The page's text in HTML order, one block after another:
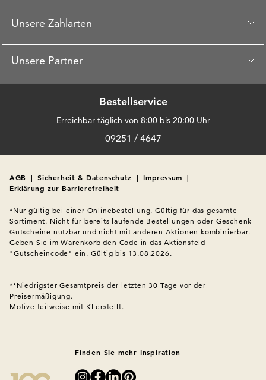
Unsere Zahlarten
Unsere Partner
Bestellservice
Erreichbar täglich von 8:00 bis 20:00 Uhr
09251 / 4647
AGB | Sicherheit & Datenschutz | Impressum |
Erklärung zur Barrierefreiheit
*Nur gültig bei einer Onlinebestellung. Gültig für das gesamte
Sortiment. Nicht für bereits laufende Bestellungen oder Geschenk-
Gutscheine nutzbar und nicht mit anderen Aktionen kombinierbar.
Geben Sie im Warenkorb den Code in das Aktionsfeld
"Gutscheincode" ein. Gültig bis 13.08.2026.
**Niedrigster Gesamtpreis der letzten 30 Tage vor der
Preisermäßigung.
Motive teilweise mit KI erstellt.
Finden Sie mehr Inspiration